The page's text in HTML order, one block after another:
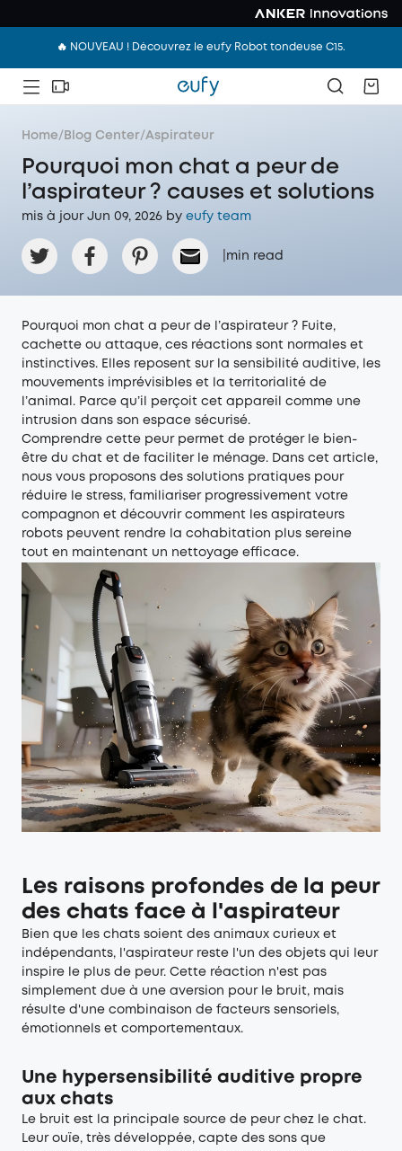
🔥 NOUVEAU ! Découvrez le eufy Robot tondeuse C15.
Home/ Blog Center/Aspirateur
Pourquoi mon chat a peur de
l’aspirateur ? causes et solutions
mis à jour Jun 09, 2026 by eufy team
min read
Pourquoi mon chat a peur de l’aspirateur ? Fuite,
cachette ou attaque, ces réactions sont normales et
instinctives. Elles reposent sur la sensibilité auditive, les
mouvements imprévisibles et la territorialité de
l’animal. Parce qu’il perçoit cet appareil comme une
intrusion dans son espace sécurisé.
Comprendre cette peur permet de protéger le bien-
être du chat et de faciliter le ménage. Dans cet article,
nous vous proposons des solutions pratiques pour
réduire le stress, familiariser progressivement votre
compagnon et découvrir comment les aspirateurs
robots peuvent rendre la cohabitation plus sereine
tout en maintenant un nettoyage efficace.
Les raisons profondes de la peur
des chats face à l'aspirateur
Bien que les chats soient des animaux curieux et
indépendants, l'aspirateur reste l'un des objets qui leur
inspire le plus de peur. Cette réaction n'est pas
simplement due à une aversion pour le bruit, mais
résulte d'une combinaison de facteurs sensoriels,
émotionnels et comportementaux.
Une hypersensibilité auditive propre
aux chats
Le bruit est la principale source de peur chez le chat.
Leur ouïe, très développée, capte des sons que